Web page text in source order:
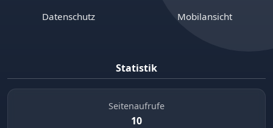
Datenschutz
Mobilansicht
Statistik
Seitenaufrufe
10